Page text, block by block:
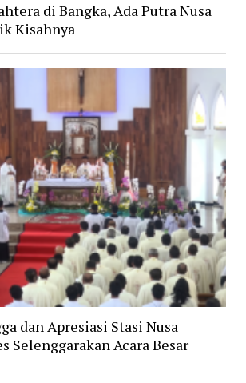
di Bangka, Ada Putra Nusa
Kisahnya
dan Apresiasi Stasi Nusa
Selenggarakan Acara Besar